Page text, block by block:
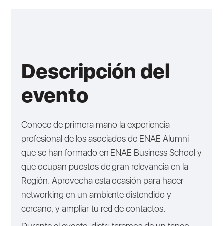
Descripción del
evento
Conoce de primera mano la experiencia
profesional de los asociados de ENAE Alumni
que se han formado en ENAE Business School y
que ocupan puestos de gran relevancia en la
Región. Aprovecha esta ocasión para hacer
networking en un ambiente distendido y
cercano, y ampliar tu red de contactos.